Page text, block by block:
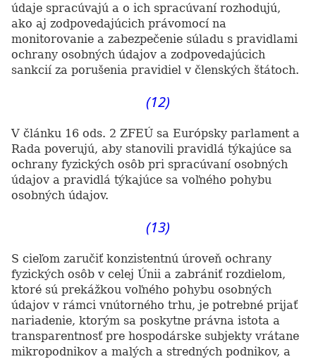
údaje spracúvajú a o ich spracúvaní rozhodujú,
ako aj zodpovedajúcich právomocí na
monitorovanie a zabezpečenie súladu s pravidlami
ochrany osobných údajov a zodpovedajúcich
sankcií za porušenia pravidiel v členských štátoch.
(12)
V článku 16 ods. 2 ZFEÚ sa Európsky parlament a
Rada poverujú, aby stanovili pravidlá týkajúce sa
ochrany fyzických osôb pri spracúvaní osobných
údajov a pravidlá týkajúce sa voľného pohybu
osobných údajov.
(13)
S cieľom zaručiť konzistentnú úroveň ochrany
fyzických osôb v celej Únii a zabrániť rozdielom,
ktoré sú prekážkou voľného pohybu osobných
údajov v rámci vnútorného trhu, je potrebné prijať
nariadenie, ktorým sa poskytne právna istota a
transparentnosť pre hospodárske subjekty vrátane
mikropodnikov a malých a stredných podnikov, a